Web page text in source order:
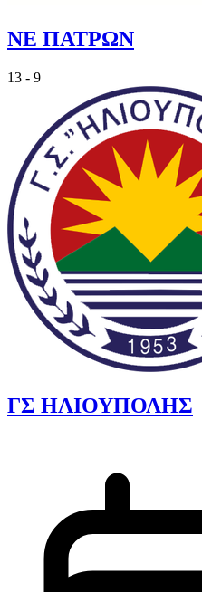
ΝΕ ΠΑΤΡΩΝ
13 - 9
ΓΣ ΗΛΙΟΥΠΟΛΗΣ